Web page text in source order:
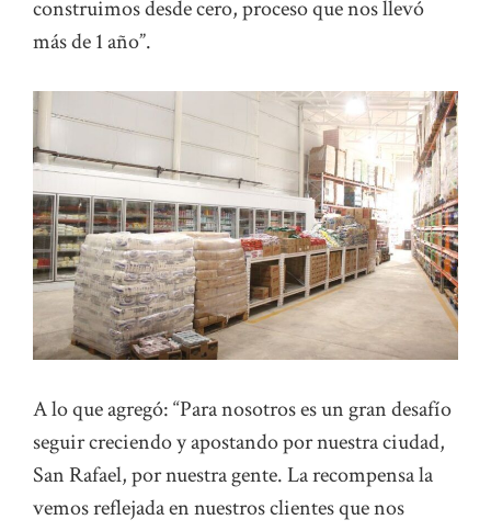
construimos desde cero, proceso que nos llevó
más de 1 año”.
A lo que agregó: “Para nosotros es un gran desafío
seguir creciendo y apostando por nuestra ciudad,
San Rafael, por nuestra gente. La recompensa la
vemos reflejada en nuestros clientes que nos